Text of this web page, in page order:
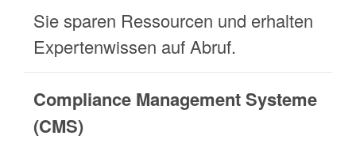
Sie sparen Ressourcen und erhalten
Expertenwissen auf Abruf.
Compliance Management Systeme
(CMS)